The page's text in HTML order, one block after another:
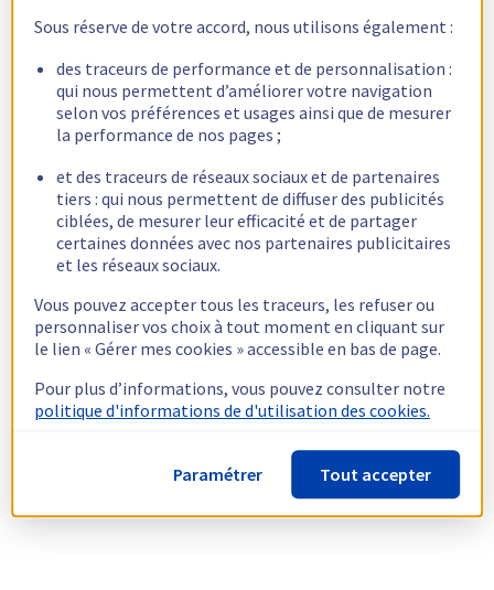
Sous réserve de votre accord, nous utilisons également :
des traceurs de performance et de personnalisation :
qui nous permettent d’améliorer votre navigation
selon vos préférences et usages ainsi que de mesurer
la performance de nos pages ;
et des traceurs de réseaux sociaux et de partenaires
tiers : qui nous permettent de diffuser des publicités
ciblées, de mesurer leur efficacité et de partager
certaines données avec nos partenaires publicitaires
et les réseaux sociaux.
Vous pouvez accepter tous les traceurs, les refuser ou
personnaliser vos choix à tout moment en cliquant sur
le lien « Gérer mes cookies » accessible en bas de page.
Pour plus d’informations, vous pouvez consulter notre
politique d'informations de d'utilisation des cookies.
Paramétrer Tout accepter